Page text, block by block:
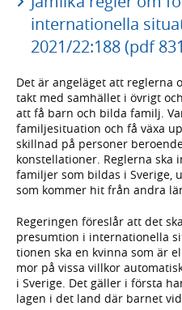
internationella
2021/22:188 (pdf
Det är ange­läget att reglerna
takt med sam­hället i övrigt
att få barn och bilda familj.
familje­situation och få växa
skillnad på personer
konstel­lationer. Reglerna ska
familjer som bildas i Sverige,
som kommer hit från andra
Regeringen föreslår att det
presumtion i inter­nationella
tionen ska en kvinna som är
mor på vissa villkor
i Sverige. Det gäller i första
lagen i det land där barnet